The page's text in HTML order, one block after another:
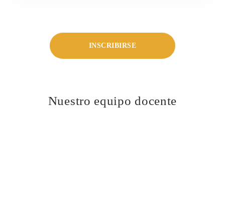
INSCRIBIRSE
Nuestro equipo docente